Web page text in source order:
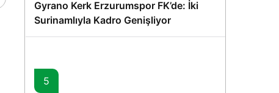
Gyrano Kerk Erzurumspor FK’de: İki
Surinamlıyla Kadro Genişliyor
5